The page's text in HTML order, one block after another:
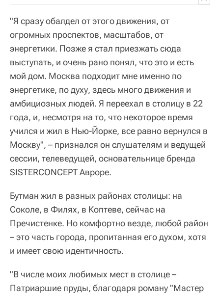
"Я сразу обалдел от этого движения, от
огромных проспектов, масштабов, от
энергетики. Позже я стал приезжать сюда
выступать, и очень рано понял, что это и есть
мой дом. Москва подходит мне именно по
энергетике, по духу, здесь много движения и
амбициозных людей. Я переехал в столицу в 22
года, и, несмотря на то, что некоторое время
учился и жил в Нью-Йорке, все равно вернулся в
Москву", – признался он слушателям и ведущей
сессии, телеведущей, основательнице бренда
SISTERCONCEPT Авроре.
Бутман жил в разных районах столицы: на
Соколе, в Филях, в Коптеве, сейчас на
Пречистенке. Но комфортно везде, любой район
– это часть города, пропитанная его духом, хотя
и имеет свою идентичность.
"В числе моих любимых мест в столице –
Патриаршие пруды, благодаря роману "Мастер